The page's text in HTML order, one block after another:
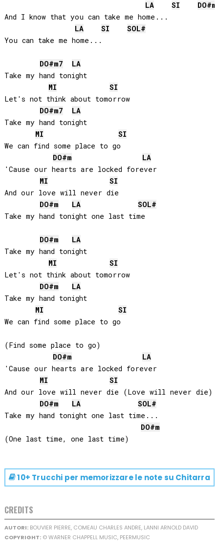
LA
SI DO#m
And I know that you can take me home...
LA
SI
SOL#
You can take me home...
DO#m7
LA
Take my hand tonight
MI
SI
Let's not think about tomorrow
DO#m7
LA
Take my hand tonight
MI
SI
We can find some place to go
DO#m
LA
'Cause our hearts are locked forever
MI
SI
And our love will never die
DO#m LA
SOL#
Take my hand tonight one last time
DO#m
LA
Take my hand tonight
MI
SI
Let's not think about tomorrow
DO#m
LA
Take my hand tonight
MI
SI
We can find some place to go
(Find some place to go)
DO#m
LA
'Cause our hearts are locked forever
MI
SI
And our love will never die (Love will never die)
DO#m LA
SOL#
Take my hand tonight one last time...
DO#m
10+ Trucchi per memorizzare le note su Chitarra
CREDITS
AUTORI:BOUVIER PIERRE, COMEAU CHARLES ANDRE, LANNI ARNOLD DAVID
COPYRIGHT:© WARNER CHAPPELL MUSIC, PEERMUSIC